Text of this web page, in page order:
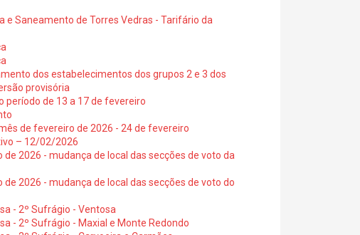
e Saneamento de Torres Vedras - Tarifário da
dos estabelecimentos dos grupos 2 e 3 dos
provisória
período de 13 a 17 de fevereiro
de fevereiro de 2026 - 24 de fevereiro
– 12/02/2026
2026 - mudança de local das secções de voto da
2026 - mudança de local das secções de voto do
- 2º Sufrágio - Ventosa
- 2º Sufrágio - Maxial e Monte Redondo